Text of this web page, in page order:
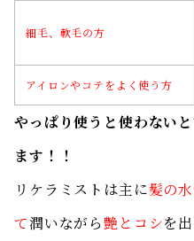
細毛、軟毛の方
アイロンやコテをよく使う方
やっぱり使うと使わない
ます！！
リケラミストは主に髪の
て潤いながら艶とコシを